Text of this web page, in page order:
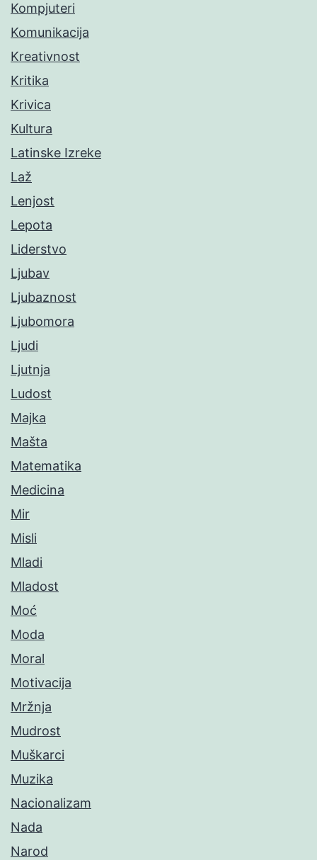
Kompjuteri
Komunikacija
Kreativnost
Kritika
Krivica
Kultura
Latinske Izreke
Laž
Lenjost
Lepota
Liderstvo
Ljubav
Ljubaznost
Ljubomora
Ljudi
Ljutnja
Ludost
Majka
Mašta
Matematika
Medicina
Mir
Misli
Mladi
Mladost
Moć
Moda
Moral
Motivacija
Mržnja
Mudrost
Muškarci
Muzika
Nacionalizam
Nada
Narod